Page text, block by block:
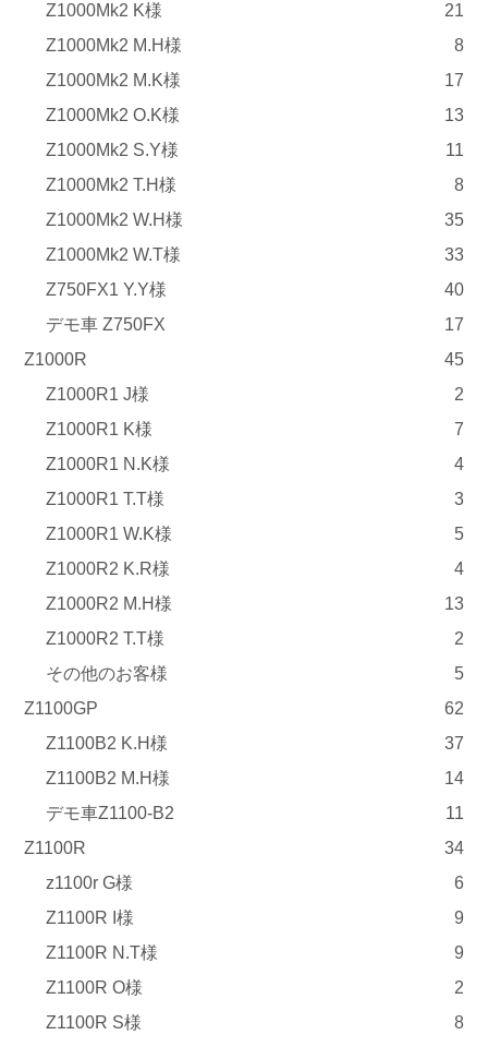
Z1000Mk2 K様
21
Z1000Mk2 M.H様
8
Z1000Mk2 M.K様
17
Z1000Mk2 O.K様
13
Z1000Mk2 S.Y様
11
Z1000Mk2 T.H様
8
Z1000Mk2 W.H様
35
Z1000Mk2 W.T様
33
Z750FX1 Y.Y様
40
デモ車 Z750FX
17
Z1000R
45
Z1000R1 J様
2
Z1000R1 K様
7
Z1000R1 N.K様
4
Z1000R1 T.T様
3
Z1000R1 W.K様
5
Z1000R2 K.R様
4
Z1000R2 M.H様
13
Z1000R2 T.T様
2
その他のお客様
5
Z1100GP
62
Z1100B2 K.H様
37
Z1100B2 M.H様
14
デモ車Z1100-B2
11
Z1100R
34
z1100r G様
6
Z1100R I様
9
Z1100R N.T様
9
Z1100R O様
2
Z1100R S様
8